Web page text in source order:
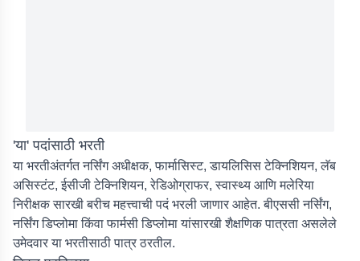
'या' पदांसाठी भरती
या भरतीअंतर्गत नर्सिंग अधीक्षक, फार्मासिस्ट, डायलिसिस टेक्निशियन, लॅब
असिस्टंट, ईसीजी टेक्निशियन, रेडिओग्राफर, स्वास्थ्य आणि मलेरिया
निरीक्षक सारखी बरीच महत्त्वाची पदं भरली जाणार आहेत. बीएससी नर्सिंग,
नर्सिंग डिप्लोमा किंवा फार्मसी डिप्लोमा यांसारखी शैक्षणिक पात्रता असलेले
उमेदवार या भरतीसाठी पात्र ठरतील.